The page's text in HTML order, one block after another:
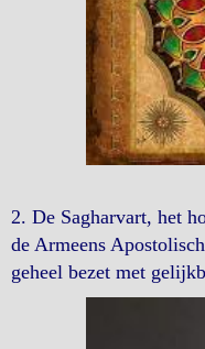
2. De Sagharvart, het
de Armeens
geheel bezet met